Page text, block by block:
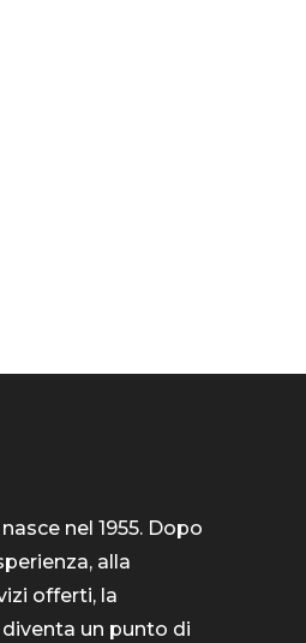
nel 1955. Dopo
alla
offerti, la
un punto di